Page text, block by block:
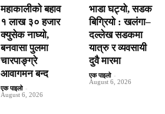
महाकालीको बहाव
१ लाख ३० हजार
क्युसेक नाघ्यो,
बनवासा पुलमा
चारपाङ्ग्रे
आवागमन बन्द
एक पाइलो -
August 6, 2026
भाडा घट्यो, सडक
बिग्रियो : खलंगा–
दल्लेख सडकमा
यात्रु र व्यवसायी
दुवै मारमा
एक पाइलो -
August 6, 2026